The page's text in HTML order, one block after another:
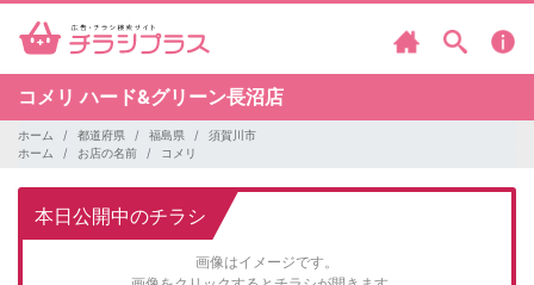
コメリハード&グリーン長沼店
ホーム 都道府県 福島県
須賀川市
ホーム
お店の名前 コメリ
本日公開中のチラシ
画像はイメージです。